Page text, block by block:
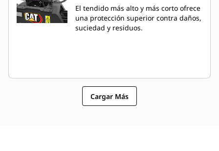
El tendido más alto y más corto ofrece
una protección superior contra daños,
suciedad y residuos.
Cargar Más